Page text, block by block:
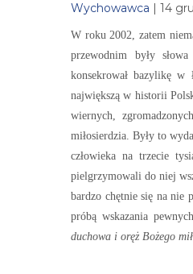
Wychowawca | 14
W roku 2002, zatem
przewodnim były
konsekrował bazylikę w
największą w historii
wiernych,
miłosierdzia. Były to
człowieka na trzecie
pielgrzymowali do niej
bardzo chętnie się na nie
próbą wskazania
duchowa i oręż Bożego